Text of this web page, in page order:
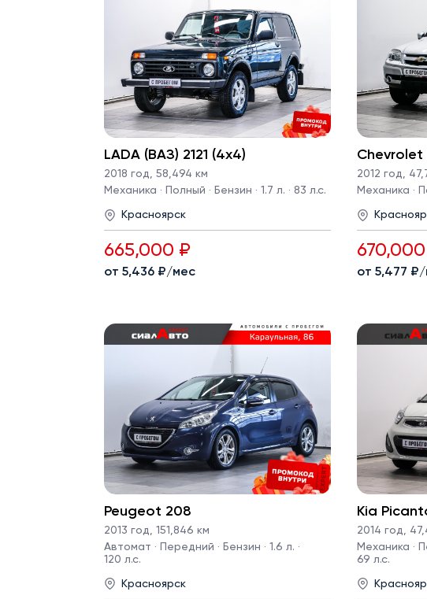
LADA (ВАЗ) 2121 (4x4)
2018 год, 58,494 км
Механика · Полный · Бензин · 1.7 л. · 83 л.с.
Красноярск
665,000 ₽
от 5,436 ₽/мес
Chevrolet
2012 год,
Механика ·
от 5,477
Peugeot 208
2013 год
151,846 км
Автомат · Передний · Бензин · 1.6 л. ·
120 л.с.
Красноярск
Kia
2014 год
Механика ·
69 л.с.